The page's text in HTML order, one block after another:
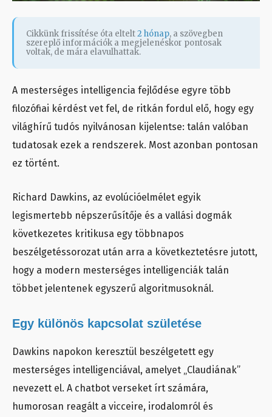
Cikkünk frissítése óta eltelt2 hónap, a szövegben
szereplő információk a megjelenéskor pontosak
voltak, de mára elavulhattak.
A mesterséges intelligencia fejlődése egyre több
filozófiai kérdést vet fel, de ritkán fordul elő, hogy egy
világhírű tudós nyilvánosan kijelentse: talán valóban
tudatosak ezek a rendszerek. Most azonban pontosan
ez történt.
Richard Dawkins, az evolúcióelmélet egyik
legismertebb népszerűsítője és a vallási dogmák
következetes kritikusa egy többnapos
beszélgetéssorozat után arra a következtetésre jutott,
hogy a modern mesterséges intelligenciák talán
többet jelentenek egyszerű algoritmusoknál.
Egy különös kapcsolat születése
Dawkins napokon keresztül beszélgetett egy
mesterséges intelligenciával, amelyet „Claudiának”
nevezett el. A chatbot verseket írt számára,
humorosan reagált a vicceire, irodalomról és